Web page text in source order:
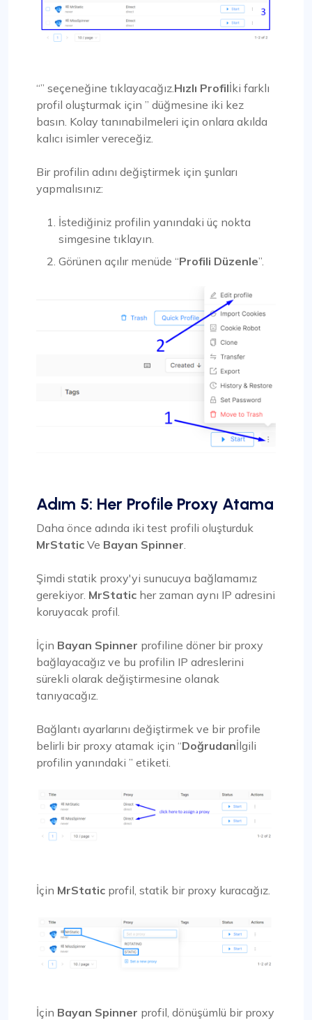
“” seçeneğine tıklayacağız. Hızlı Profilİki farklı
profil oluşturmak için ” düğmesine iki kez
basın. Kolay tanınabilmeleri için onlara akılda
kalıcı isimler vereceğiz.
Bir profilin adını değiştirmek için şunları
yapmalısınız:
İstediğiniz profilin yanındaki üç nokta
simgesine tıklayın.
Görünen açılır menüde “Profili Düzenle”.
Adım 5: Her Profile Proxy Atama
Daha önce adında iki test profili oluşturduk
MrStatic Ve Bayan Spinner.
Şimdi statik proxy'yi sunucuya bağlamamız
gerekiyor. MrStatic her zaman aynı IP adresini
koruyacak profil.
İçin Bayan Spinner profiline döner bir proxy
bağlayacağız ve bu profilin IP adreslerini
sürekli olarak değiştirmesine olanak
tanıyacağız.
Bağlantı ayarlarını değiştirmek ve bir profile
belirli bir proxy atamak için “Doğrudanİlgili
profilin yanındaki ” etiketi.
İçin MrStatic profil, statik bir proxy kuracağız.
İçin Bayan Spinner profil, dönüşümlü bir proxy